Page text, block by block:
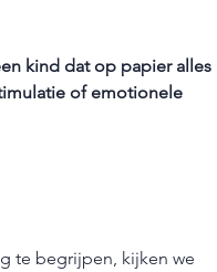
kind dat op papier alles
of emotionele
te begrijpen, kijken we